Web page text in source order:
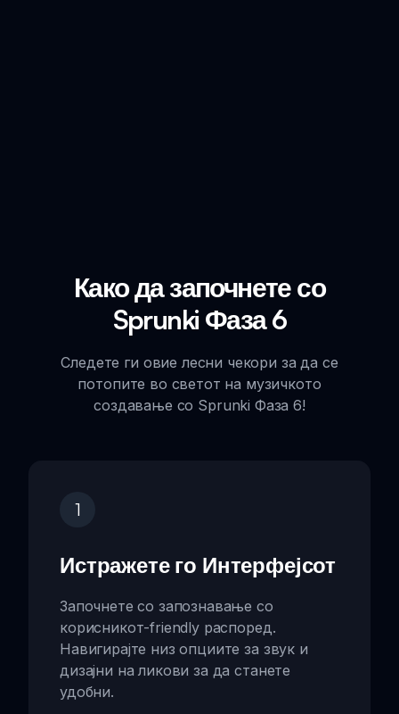
Како да започнете со
Sprunki Фаза 6
Следете ги овие лесни чекори за да се
потопите во светот на музичкото
создавање со Sprunki Фаза 6!
1
Истражете го Интерфејсот
Започнете со запознавање со
корисникот-friendly распоред.
Навигирајте низ опциите за звук и
дизајни на ликови за да станете
удобни.